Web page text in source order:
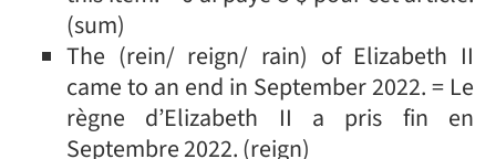
(sum)
The (rein/ reign/ rain) of Elizabeth II
came to an end in September 2022. = Le
règne d’Elizabeth II a pris fin en
Septembre 2022. (reign)